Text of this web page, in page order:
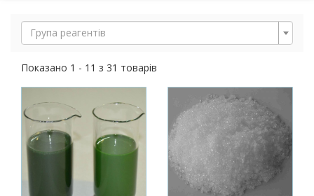
Група реагентів
Показано 1 - 11 з 31 товарів